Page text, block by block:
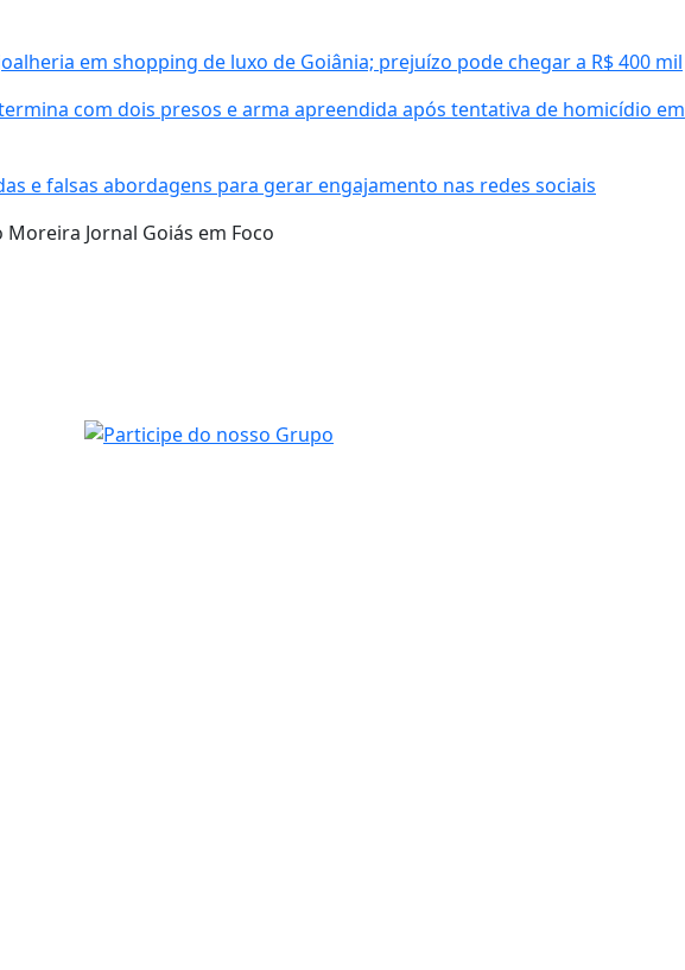
em shopping de luxo de Goiânia; prejuízo pode chegar a R$ 400 mil
com dois presos e arma apreendida após tentativa de homicídio em
e falsas abordagens para gerar engajamento nas redes sociais
Jornal Goiás em Foco